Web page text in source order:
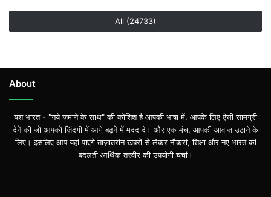
All (24733)
About
यश भारत - "नये ज़माने के साथ" की कोशिश है आपकी भाषा में, आपके लिए ऎसी सामग्री
देने की जो आपको ज़िंदगी में आगे बढ़ने में मदद दे। और एक मंच, आपकी आवाज़ उठाने के
लिए। इसलिए आप यहां पाएंगे ताज़ातरीन खबरों से लेकर नौकरी, शिक्षा और नए भारत की
बदलती आर्थिक तस्वीर की उपयोगी चर्चा।